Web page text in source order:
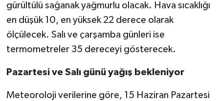
gürültülü sağanak yağmurlu olacak. Hava sıcaklığı
en düşük 10, en yüksek 22 derece olarak
ölçülecek. Salı ve çarşamba günleri ise
termometreler 35 dereceyi gösterecek.
Pazartesi ve Salı günü yağış bekleniyor
Meteoroloji verilerine göre, 15 Haziran Pazartesi